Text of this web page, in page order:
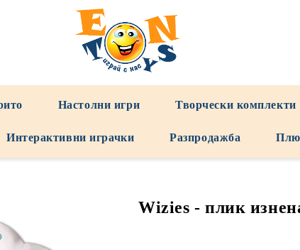
Настолни игри Творчески комплекти
Интерактивни играчки Разпродажба
Wizies - плик